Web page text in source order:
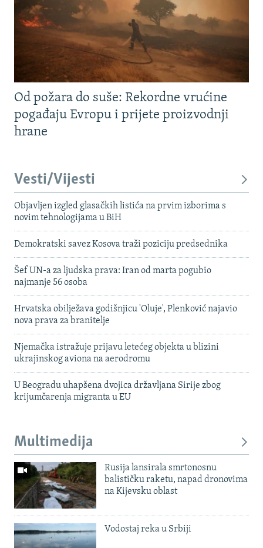
Od požara do suše: Rekordne vrućine
pogađaju Evropu i prijete proizvodnji
hrane
Vesti/Vijesti
Objavljen izgled glasačkih listića na prvim izborima s
novim tehnologijama u BiH
Demokratski savez Kosova traži poziciju predsednika
Šef UN-a za ljudska prava: Iran od marta pogubio
najmanje 56 osoba
Hrvatska obilježava godišnjicu 'Oluje', Plenković najavio
nova prava za branitelje
Njemačka istražuje prijavu letećeg objekta u blizini
ukrajinskog aviona na aerodromu
U Beogradu uhapšena dvojica državljana Sirije zbog
krijumčarenja migranta u EU
Multimedija
Rusija lansirala smrtonosnu
balističku raketu, napad dronovima
na Kijevsku oblast
Vodostaj reka u Srbiji